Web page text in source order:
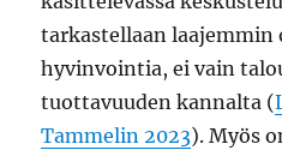
tarkastellaan laajemmin
hyvinvointia, ei vain
tuottavuuden kannalta (
Tammelin 2023). Myös